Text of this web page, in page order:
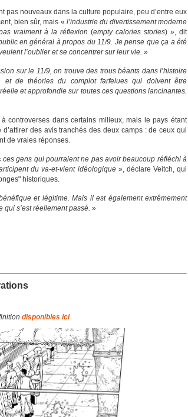
pas nouveaux dans la culture populaire, peu d’entre eux
bien sûr, mais « l’industrie du divertissement moderne
vraiment à la réflexion (empty calories stories) », dit
en général à propos du 11/9. Je pense que ça a été
l’oublier et se concentrer sur leur vie. »
sur le 11/9, on trouve des trous béants dans l’histoire
de théories du complot farfelues qui doivent être
et approfondie sur toutes ces questions lancinantes.
controverses dans certains milieux, mais le pays étant
des avis tranchés des deux camps : de ceux qui
de vraies réponses.
ces gens qui pourraient ne pas avoir beaucoup réfléchi à
du va-et-vient idéologique », déclare Veitch, qui
historiques.
et légitime. Mais il est également extrêmement
s’est réellement passé. »
disponibles ici